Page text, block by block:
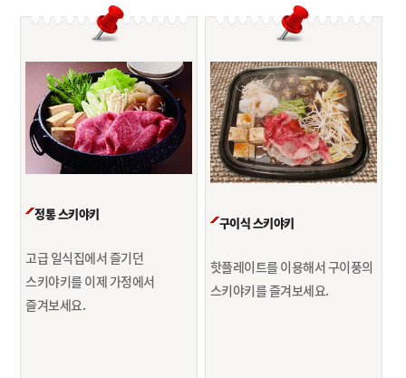
정통 스키야키
고급 일식집에서 즐기던
스키야키를이제 가정에서
즐겨보세요.
구이식 스키야키
핫플레이트를 이용해서 구이풍의
스키야키를 즐겨보세요.